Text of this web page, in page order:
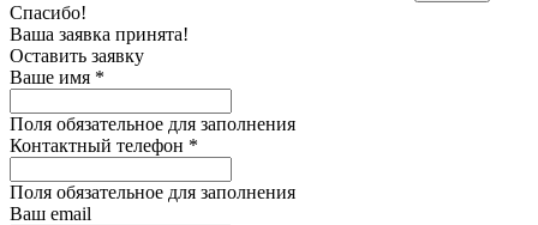
Спасибо!
Ваша заявка принята!
Оставить заявку
Ваше имя *
Поля обязательное для заполнения
Контактный телефон *
Поля обязательное для заполнения
Ваш email